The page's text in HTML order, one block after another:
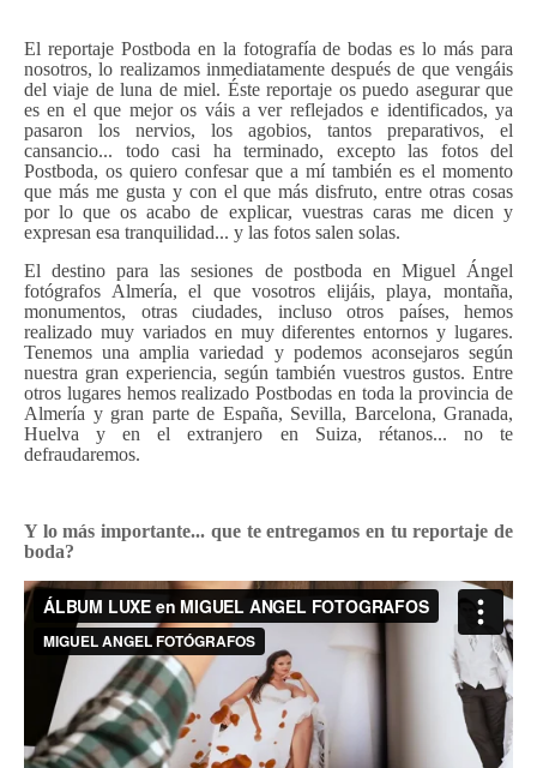
El reportaje Postboda en la fotografía de bodas es lo más para
nosotros, lo realizamos inmediatamente después de que vengáis
del viaje de luna de miel. Éste reportaje os puedo asegurar que
es en el que mejor os váis a ver reflejados e identificados, ya
pasaron los nervios, los agobios, tantos preparativos, el
cansancio... todo casi ha terminado, excepto las fotos del
Postboda, os quiero confesar que a mí también es el momento
que más me gusta y con el que más disfruto, entre otras cosas
por lo que os acabo de explicar, vuestras caras me dicen y
expresan esa tranquilidad... y las fotos salen solas.
El destino para las sesiones de postboda en Miguel Ángel
fotógrafos Almería, el que vosotros elijáis, playa, montaña,
monumentos, otras ciudades, incluso otros países, hemos
realizado muy variados en muy diferentes entornos y lugares.
Tenemos una amplia variedad y podemos aconsejaros según
nuestra gran experiencia, según también vuestros gustos. Entre
otros lugares hemos realizado Postbodas en toda la provincia de
Almería y gran parte de España, Sevilla, Barcelona, Granada,
Huelva y en el extranjero en Suiza, rétanos... no te
defraudaremos.
Y lo más importante... que te entregamos en tu reportaje de
boda?